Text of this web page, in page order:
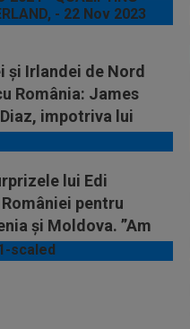
și Irlandei de Nord
România: James
impotriva lui
lui Edi
pentru
și Moldova. ”Am